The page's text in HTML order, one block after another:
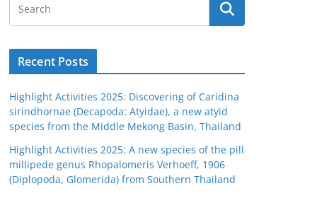
Recent Posts
Highlight Activities 2025: Discovering of Caridina
sirindhornae (Decapoda: Atyidae), a new atyid
species from the Middle Mekong Basin, Thailand
Highlight Activities 2025: A new species of the pill
millipede genus Rhopalomeris Verhoeff, 1906
(Diplopoda, Glomerida) from Southern Thailand